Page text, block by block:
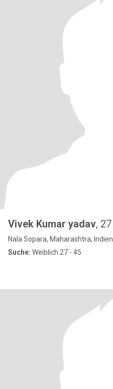
Vivek Kumar yadav, 27
Nala Sopara, Maharashtra, Indien
Suche: Weiblich 27 - 45